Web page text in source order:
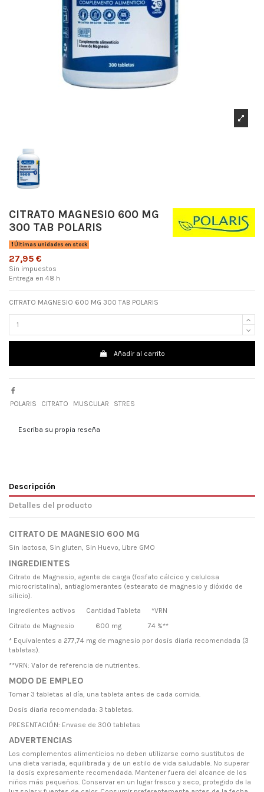
CITRATO MAGNESIO 600 MG
300 TAB POLARIS
Últimas unidades en stock
27,95 €
Sin impuestos
Entrega en 48 h
CITRATO MAGNESIO 600 MG 300 TAB POLARIS
Añadir al carrito
POLARIS CITRATO MUSCULAR STRES
Escriba su propia reseña
Descripción
Detalles del producto
CITRATO DE MAGNESIO 600 MG
Sin lactosa, Sin gluten, Sin Huevo, Libre GMO
INGREDIENTES
Citrato de Magnesio, agente de carga (fosfato cálcico y celulosa
microcristalina), antiaglomerantes (estearato de magnesio y dióxido de
silicio).
Ingredientes activos Cantidad Tableta *VRN
Citrato de Magnesio 600 mg 74 %**
* Equivalentes a 277,74 mg de magnesio por dosis diaria recomendada (3
tabletas).
**VRN: Valor de referencia de nutrientes.
MODO DE EMPLEO
Tomar 3 tabletas al día, una tableta antes de cada comida.
Dosis diaria recomendada: 3 tabletas.
PRESENTACIÓN: Envase de 300 tabletas
ADVERTENCIAS
Los complementos alimenticios no deben utilizarse como sustitutos de
una dieta variada, equilibrada y de un estilo de vida saludable. No superar
la dosis expresamente recomendada. Mantener fuera del alcance de los
niños más pequeños. Conservar en un lugar fresco y seco, protegido de la